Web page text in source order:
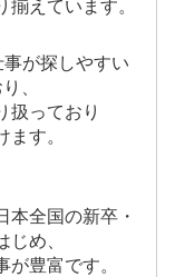
えています。
が探しやすい
、
扱っており
す。
本全国の新卒・
め、
豊富です。